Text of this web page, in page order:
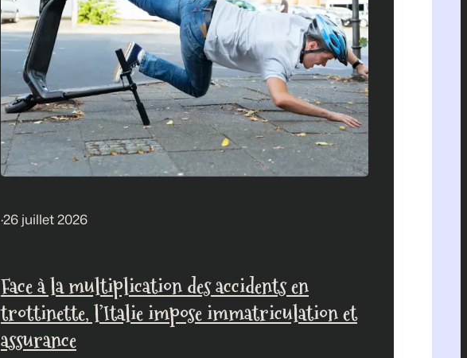
·26 juillet 2026
Face à la multiplication des accidents en
trottinette, l’Italie impose immatriculation et
assurance